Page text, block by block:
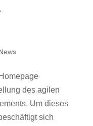
des agilen
Um dieses
sich